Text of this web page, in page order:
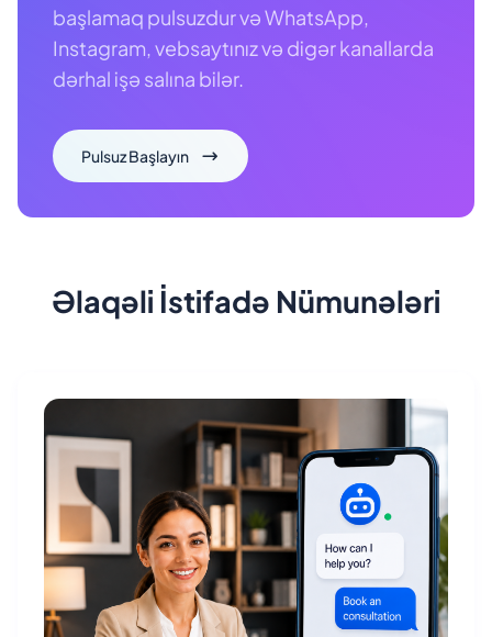
başlamaq pulsuzdur və WhatsApp,
Instagram, vebsaytınız və digər kanallarda
dərhal işə salına bilər.
Pulsuz Başlayın
Əlaqəli İstifadə Nümunələri